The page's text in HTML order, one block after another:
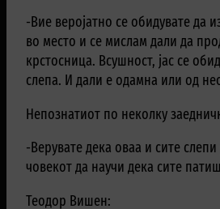
-Вие веројатно се обидувате да
во место и се мислам дали да
крстосница. Всушност, јас се
слепа. И дали е одамна или од
Непознатиот по неколку
-Верувате дека оваа и сите
човекот да научи дека сите
Теодор Вишен: